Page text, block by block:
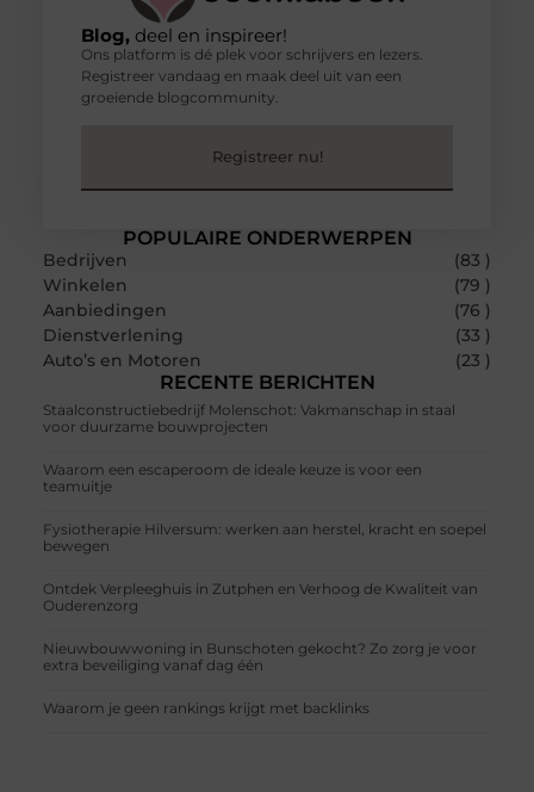
POPULAIRE ONDERWERPEN
Bedrijven
(83 )
Winkelen
(79 )
Aanbiedingen
(76 )
Dienstverlening
(33 )
Auto’s en Motoren
(23 )
RECENTE BERICHTEN
Staalconstructiebedrijf Molenschot: Vakmanschap in staal
voor duurzame bouwprojecten
Waarom een escaperoom de ideale keuze is voor een
teamuitje
Fysiotherapie Hilversum: werken aan herstel, kracht en soepel
bewegen
Ontdek Verpleeghuis in Zutphen en Verhoog de Kwaliteit van
Ouderenzorg
Nieuwbouwwoning in Bunschoten gekocht? Zo zorg je voor
extra beveiliging vanaf dag één
Waarom je geen rankings krijgt met backlinks
Blog,deel en inspireer!
Ons platform is dé plek voor schrijvers en lezers.
Registreer vandaag en maak deel uit van een
groeiende blogcommunity.
Registreer nu!